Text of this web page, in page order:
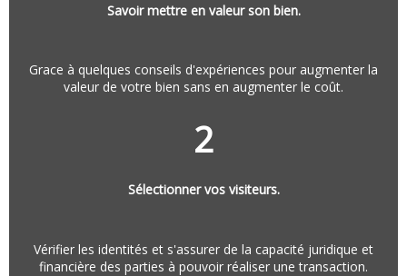
Savoir mettre en valeur son bien.
Grace à quelques conseils d'expériences pour augmenter la
valeur de votre bien sans en augmenter le coût.
2
Sélectionner vos visiteurs.
Vérifier les identités et s'assurer de la capacité juridique et
financière des parties à pouvoir réaliser une transaction.